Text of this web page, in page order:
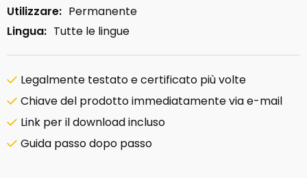
Utilizzare: Permanente
Lingua: Tutte le lingue
Legalmente testato e certificato più volte
Chiave del prodotto immediatamente via e-mail
Link per il download incluso
Guida passo dopo passo